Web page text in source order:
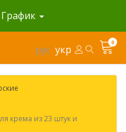
График
рус укр
0
крема из 23 штук и